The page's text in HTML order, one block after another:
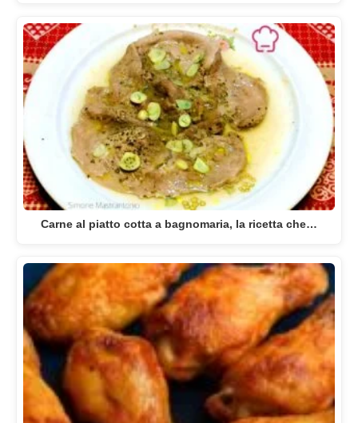
Carne al piatto cotta a bagnomaria, la ricetta che…